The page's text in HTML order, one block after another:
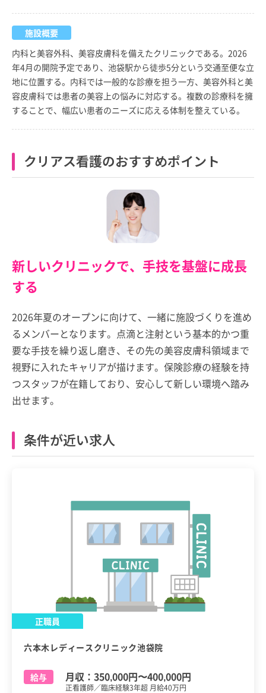
施設概要
内科と美容外科、美容皮膚科を備えたクリニックである。2026
年4月の開院予定であり、池袋駅から徒歩5分という交通至便な立
地に位置する。内科では一般的な診療を担う一方、美容外科と美
容皮膚科では患者の美容上の悩みに対応する。複数の診療科を擁
することで、幅広い患者のニーズに応える体制を整えている。
クリアス看護のおすすめポイント
新しいクリニックで、手技を基盤に成長
する
2026年夏のオープンに向けて、一緒に施設づくりを進め
るメンバーとなります。点滴と注射という基本的かつ重
要な手技を繰り返し磨き、その先の美容皮膚科領域まで
視野に入れたキャリアが描けます。保険診療の経験を持
つスタッフが在籍しており、安心して新しい環境へ踏み
出せます。
条件が近い求人
正職員
六本木レディースクリニック池袋院
給与 月収： 350,000円〜400,000円
正看護師／臨床経験3年超 月給40万円